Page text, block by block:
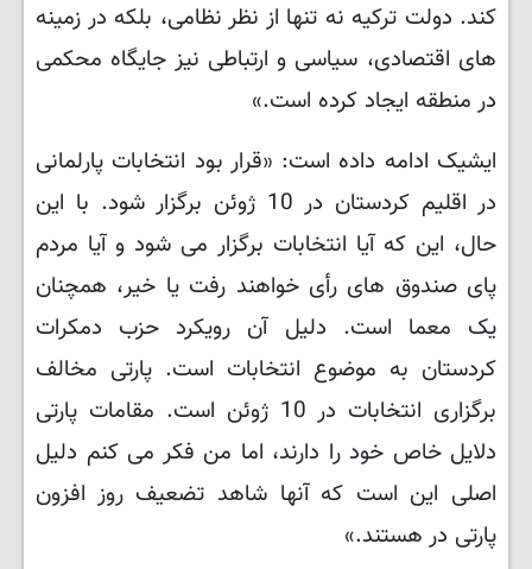
کند. دولت ترکیه نه تنها از نظر نظامی، بلکه در زمینه
های اقتصادی، سیاسی و ارتباطی نیز جایگاه محکمی
در منطقه ایجاد کرده است.»
ایشیک ادامه داده است: «قرار بود انتخابات پارلمانی
در اقلیم کردستان در 10 ژوئن برگزار شود. با این
حال، این که آیا انتخابات برگزار می شود و آیا مردم
پای صندوق های رأی خواهند رفت یا خیر، همچنان
یک معما است. دلیل آن رویکرد حزب دمکرات
کردستان به موضوع انتخابات است. پارتی مخالف
برگزاری انتخابات در 10 ژوئن است. مقامات پارتی
دلایل خاص خود را دارند، اما من فکر می کنم دلیل
اصلی این است که آنها شاهد تضعیف روز افزون
پارتی در هستند.»